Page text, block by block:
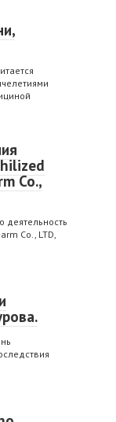
Co.,
деятельность
Co., LTD,